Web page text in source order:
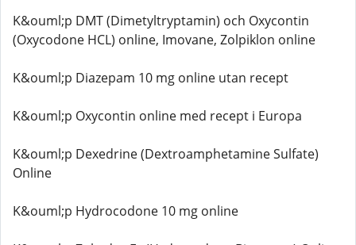
K&ouml;p DMT (Dimetyltryptamin) och Oxycontin
(Oxycodone HCL) online, Imovane, Zolpiklon online
K&ouml;p Diazepam 10 mg online utan recept
K&ouml;p Oxycontin online med recept i Europa
K&ouml;p Dexedrine (Dextroamphetamine Sulfate)
Online
K&ouml;p Hydrocodone 10 mg online